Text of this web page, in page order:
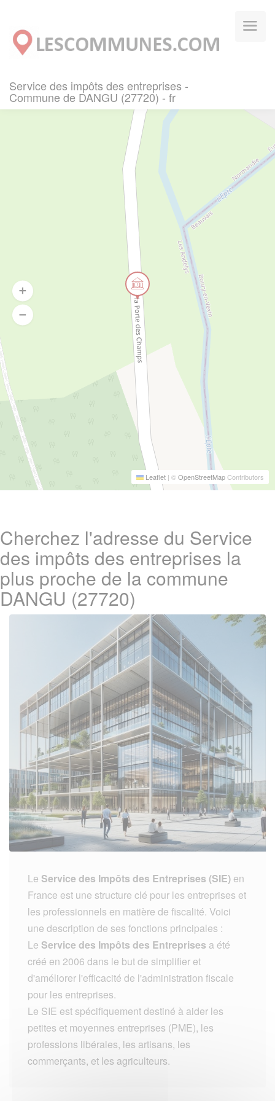
Service des impôts des entreprises -
Commune de DANGU (27720) - fr
Leaflet | ©OpenStreetMapContributors
Cherchez l'adresse du Service
des impôts des entreprises la
plus proche de la commune
DANGU (27720)
Le Service des Impôts des Entreprises (SIE) en
France est une structure clé pour les entreprises et
les professionnels en matière de fiscalité. Voici
une description de ses fonctions principales :
Le Service des Impôts des Entreprises a été
créé en 2006 dans le but de simplifier et
d'améliorer l'efficacité de l'administration fiscale
pour les entreprises.
Le SIE est spécifiquement destiné à aider les
petites et moyennes entreprises (PME), les
professions libérales, les artisans, les
commerçants, et les agriculteurs.